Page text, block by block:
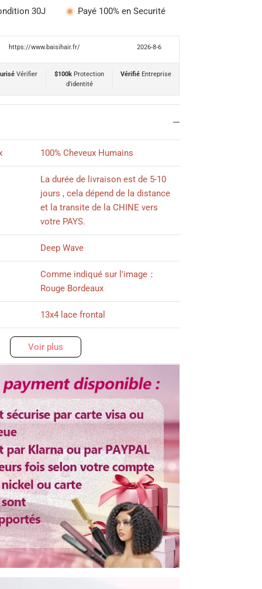
30J Payé 100% en Securité
https://www.baisihair.fr/ 2026-8-6
Vérifier $100k Protection
d'identité
Vérifié Entreprise
100% Cheveux Humains
La durée de livraison est de 5-10
jours , cela dépend de la distance
et la transite de la CHINE vers
votre PAYS.
Deep Wave
Comme indiqué sur l'image：
Rouge Bordeaux
13x4 lace frontal
200% densité
16-32 pouces
Plus de 3 ans
Dentelle transparent
Ajustable
Oui
Oui
Voir plus